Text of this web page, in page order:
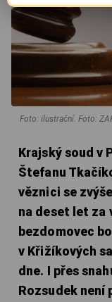
Foto: ilustrační. Foto:
Krajský soud v
Štefanu
věznici se
na deset let za
bezdomovec
v Křižíkových
dne. I přes
Rozsudek není